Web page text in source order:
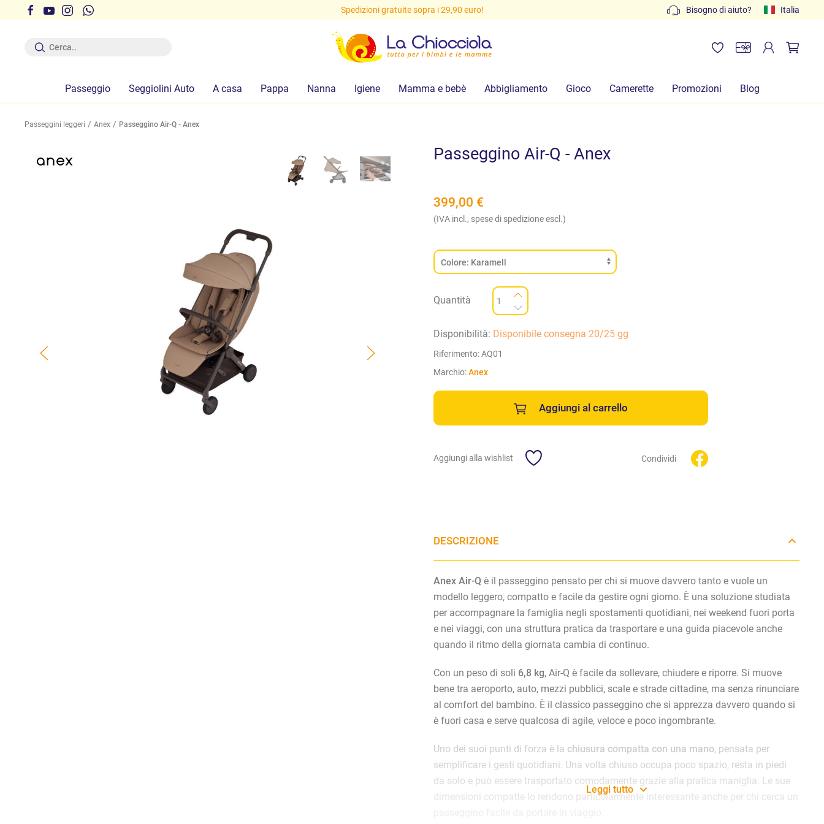
ferie dal 12 al 19 Agosto compresi Spedizioni gratuite sopra i 29,90 euro! Preventivi gratuiti: scrivi ainfo@lachiocciolababy.it
Bisogno di aiuto? Italia
Passeggio Seggiolini Auto A casa Pappa Nanna Igiene Mamma e bebè Abbigliamento Gioco Camerette Promozioni Blog
Passeggini leggeri Anex Passeggino Air-Q - Anex
Passeggino Air-Q - Anex
399,00 €
(IVA incl., spese di spedizione escl.)
Quantità
Disponibilità: Disponibile consegna 20/25 gg
Riferimento:AQ01
Marchio:Anex
Aggiungi al carrello
Aggiungi alla wishlist Condividi
DESCRIZIONE
Anex Air-Q è il passeggino pensato per chi si muove davvero tanto e vuole un
modello leggero, compatto e facile da gestire ogni giorno. È una soluzione studiata
per accompagnare la famiglia negli spostamenti quotidiani, nei weekend fuori porta
e nei viaggi, con una struttura pratica da trasportare e una guida piacevole anche
quando il ritmo della giornata cambia di continuo.
Con un peso di soli 6,8 kg, Air-Q è facile da sollevare, chiudere e riporre. Si muove
bene tra aeroporto, auto, mezzi pubblici, scale e strade cittadine, ma senza rinunciare
al comfort del bambino. È il classico passeggino che si apprezza davvero quando si
è fuori casa e serve qualcosa di agile, veloce e poco ingombrante.
Uno dei suoi punti di forza è la chiusura compatta con una mano, pensata per
semplificare i gesti quotidiani. Una volta chiuso occupa poco spazio, resta in piedi
da solo e può essere trasportato comodamente grazie alla pratica maniglia. Le sue
dimensioni compatte lo rendono particolarmente interessante anche per chi cerca un
Leggi tutto